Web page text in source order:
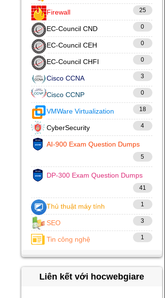
Firewall 25
EC-Council CND 0
EC-Council CEH 0
EC-Council CHFI 0
Cisco CCNA 3
Cisco CCNP 0
VMWare Virtualization 18
CyberSecurity 4
AI-900 Exam Question Dumps
5
DP-300 Exam Question Dumps
41
Thủ thuật máy tính 1
SEO 3
Tin công nghệ 1
Liên kết với hocwebgiare